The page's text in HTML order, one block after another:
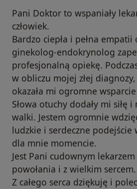
Pani Doktor to wspaniały
człowiek.
Bardzo ciepła i pełna empatii
ginekolog-endokrynolog
profesjonalną opiekę.
w obliczu mojej złej
okazała mi ogromne
Słowa otuchy dodały mi siłę
walki. Jestem ogromnie
ludzkie i serdeczne
dla mnie momencie.
Jest Pani cudownym
powołania i z wielkim sercem.
Z całego serca dziękuję i